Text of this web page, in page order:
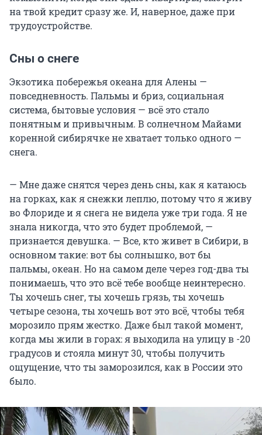
на твой кредит сразу же. И, наверное, даже при
трудоустройстве.
Сны о снеге
Экзотика побережья океана для Алены —
повседневность. Пальмы и бриз, социальная
система, бытовые условия — всё это стало
понятным и привычным. В солнечном Майами
коренной сибирячке не хватает только одного —
снега.
— Мне даже снятся через день сны, как я катаюсь
на горках, как я снежки леплю, потому что я живу
во Флориде и я снега не видела уже три года. Я не
знала никогда, что это будет проблемой, —
признается девушка. — Все, кто живет в Сибири, в
основном такие: вот бы солнышко, вот бы
пальмы, океан. Но на самом деле через год-два ты
понимаешь, что это всё тебе вообще неинтересно.
Ты хочешь снег, ты хочешь грязь, ты хочешь
четыре сезона, ты хочешь вот это всё, чтобы тебя
морозило прям жестко. Даже был такой момент,
когда мы жили в горах: я выходила на улицу в -20
градусов и стояла минут 30, чтобы получить
ощущение, что ты заморозился, как в России это
было.